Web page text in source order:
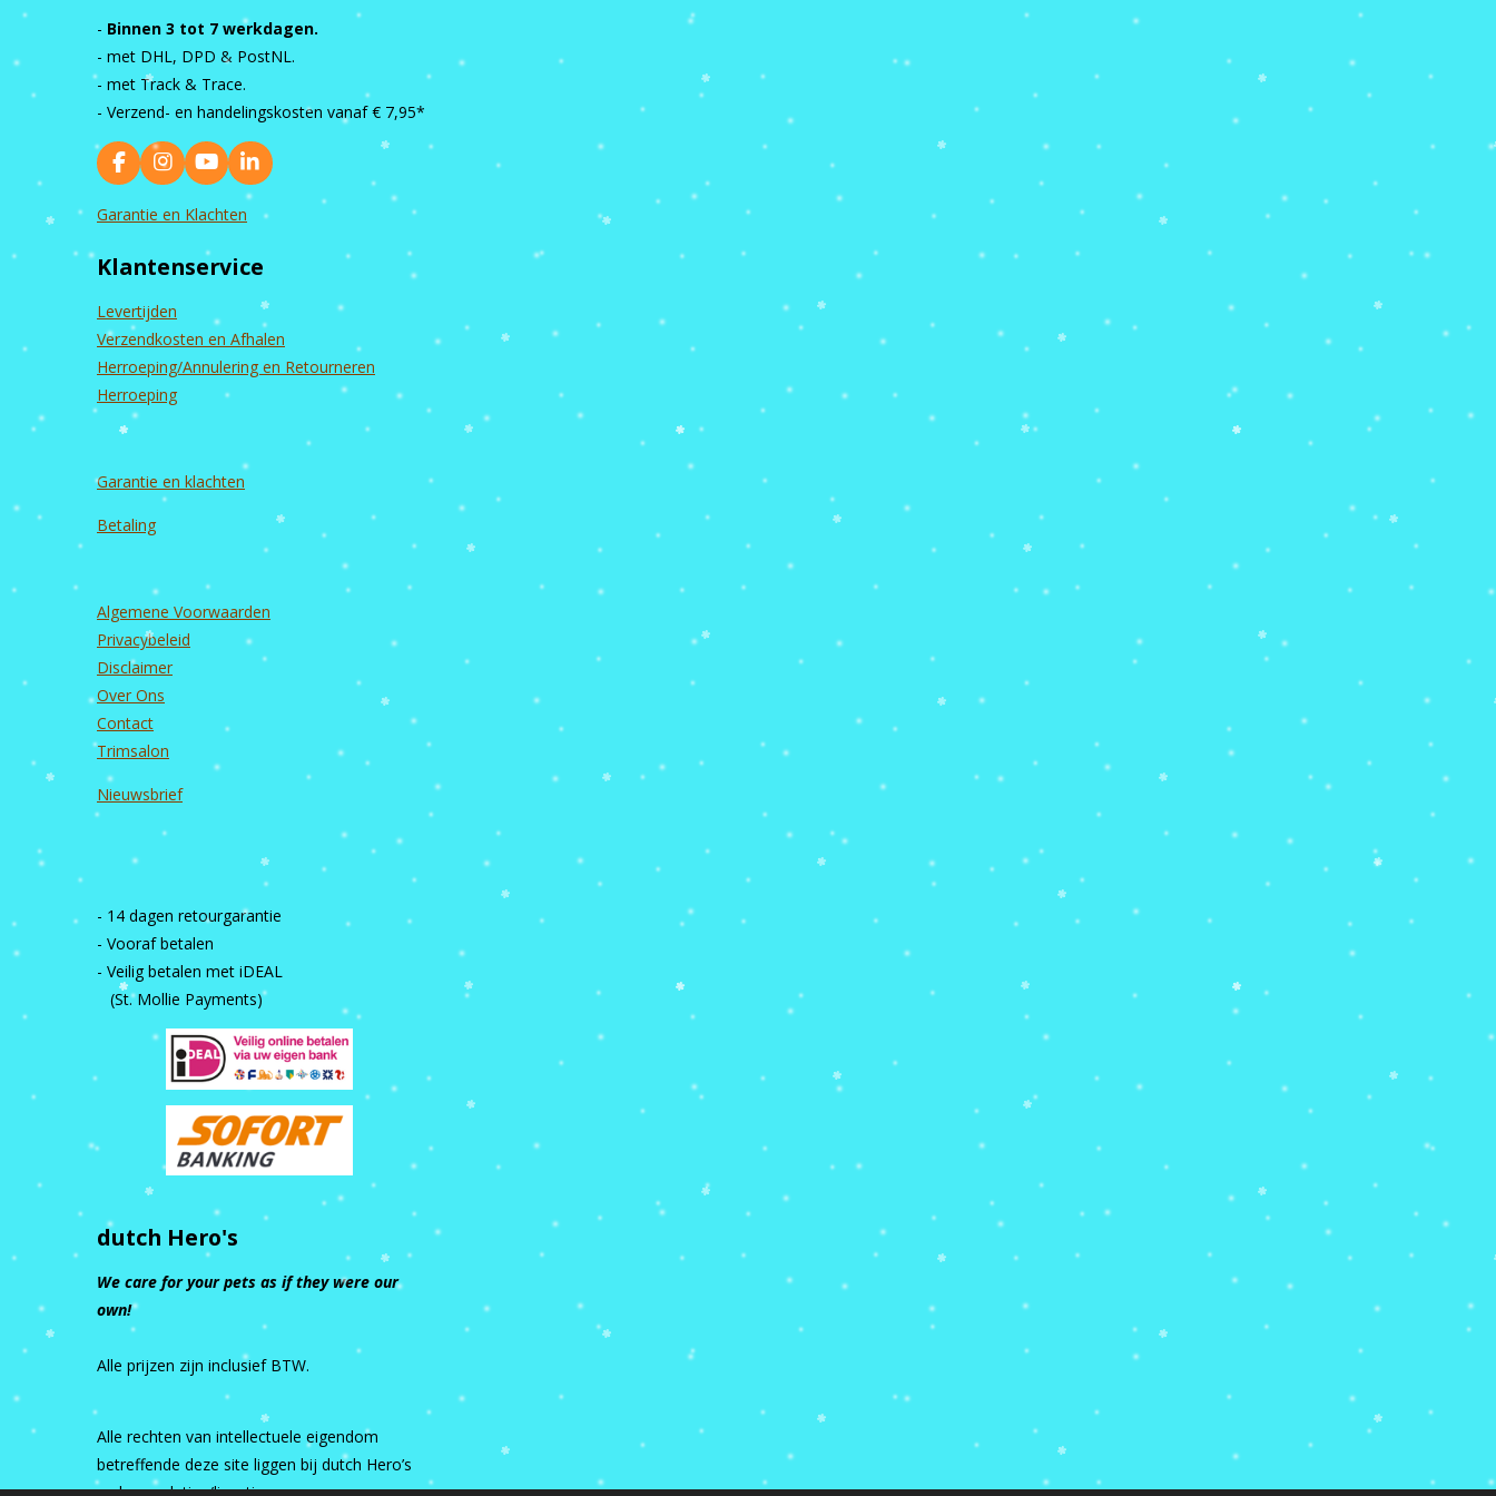
- Binnen 3 tot 7 werkdagen.
- met DHL, DPD & PostNL.
- met Track & Trace.
- Verzend- en handelingskosten vanaf € 7,95*
F
a
c
o
k
I
n
s
g
a
m
Y
o
u
u
b
L
i
d
Garantie en Klachten
Klantenservice
Levertijden
Verzendkosten en Afhalen
Herroeping/Annulering en Retourneren
Herroeping
Garantie en klachten
Betaling
Algemene Voorwaarden
Privacybeleid
Disclaimer
Over Ons
Contact
Trimsalon
Nieuwsbrief
- 14 dagen retourgarantie
- Vooraf betalen
- Veilig betalen met iDEAL
(St. Mollie Payments)
dutch Hero's
We care for your pets as if they were our
own!
Alle prijzen zijn inclusief BTW.
Alle rechten van intellectuele eigendom
betreffende deze site liggen bij dutch Hero’s
en haar relaties/licentiegevers.